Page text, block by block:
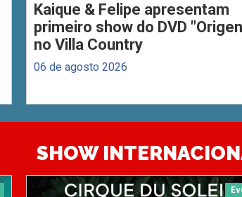
Kaique & Felipe apresentam
primeiro show do DVD
no Villa Country
06 de agosto 2026
SHOW